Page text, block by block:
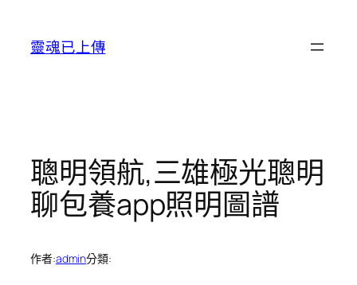
靈魂已上傳
聰明領航,三雄極光聰明
聊包養app照明圖譜
作者:admin分類: